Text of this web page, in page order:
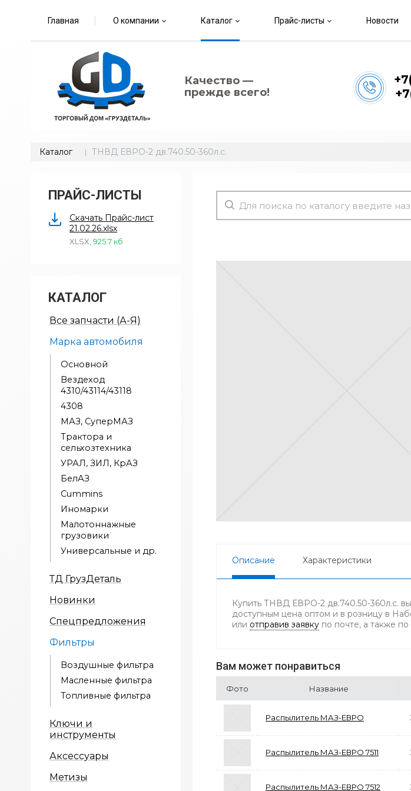
Главная О компании Каталог Прайс-листы Новости
Качество —
прежде всего!
Каталог ТНВД ЕВРО-2 дв.740.50-360л.с.
ПРАЙС-ЛИСТЫ
Скачать Прайс-лист
21.02.26.xlsx
XLSX 925.7 кб
КАТАЛОГ
Все запчасти (А-Я)
Марка автомобиля
Основной
Вездеход
4310/43114/43118
4308
МАЗ, СуперМАЗ
Трактора и
сельхозтехника
УРАЛ, ЗИЛ, КрАЗ
БелАЗ
Cummins
Иномарки
Малотоннажные
грузовики
Универсальные и др.
ТД ГрузДеталь
Новинки
Спецпредложения
Фильтры
Воздушные фильтра
Масленные фильтра
Топливные фильтра
Ключи и
инструменты
Аксессуары
Метизы
Описание Характеристики
Купить ТНВД ЕВРО-2 дв.740.50-360л.с.
доступным цена оптом и в розницу в
или отправив заявку по почте, а также
Вам может понравиться
Фото Название
Распылитель МАЗ-ЕВРО
Распылитель МАЗ-ЕВРО 7511
Распылитель МАЗ-ЕВРО 7512